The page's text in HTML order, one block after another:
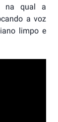
na qual a
a voz
limpo e